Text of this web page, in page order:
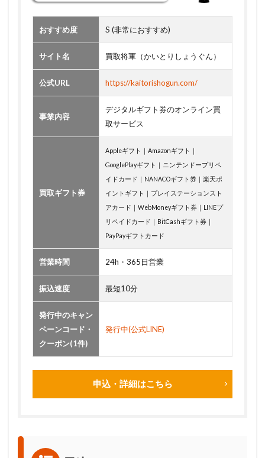
おすすめ度 S (非常におすすめ)
サイト名 買取将軍（かいとりしょうぐん）
公式URL https://kaitorishogun.com/
事業内容
デジタルギフト券のオンライン買
取サービス
買取ギフト券
Appleギフト｜Amazonギフト｜
GooglePlayギフト｜ニンテンドープリペ
イドカード｜NANACOギフト券｜楽天ポ
イントギフト｜プレイステーションスト
アカード｜WebMoneyギフト券｜LINEプ
リペイドカード｜BitCashギフト券｜
PayPayギフトカード
営業時間 24h・365日営業
振込速度 最短10分
発行中のキャン
ペーンコード・
クーポン(1件)
発行中(公式LINE)
申込・詳細はこちら